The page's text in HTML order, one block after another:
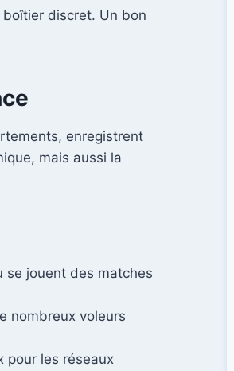
discret. Un bon
enregistrent
mais aussi la
se jouent des matches
nombreux voleurs
pour les réseaux